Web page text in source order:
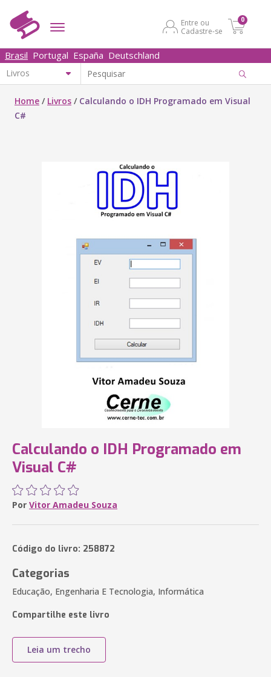
Entre ou
Cadastre-se
0
Brasil Portugal España Deutschland
Home / Livros / Calculando o IDH Programado em Visual
C#
Calculando o IDH Programado em
Visual C#
Por Vitor Amadeu Souza
Código do livro: 258872
Categorias
Educação, Engenharia E Tecnologia, Informática
Compartilhe este livro
Leia um trecho